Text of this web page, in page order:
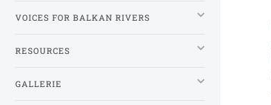
VOICES FOR BALKAN RIVERS
RESOURCES
GALLERIE